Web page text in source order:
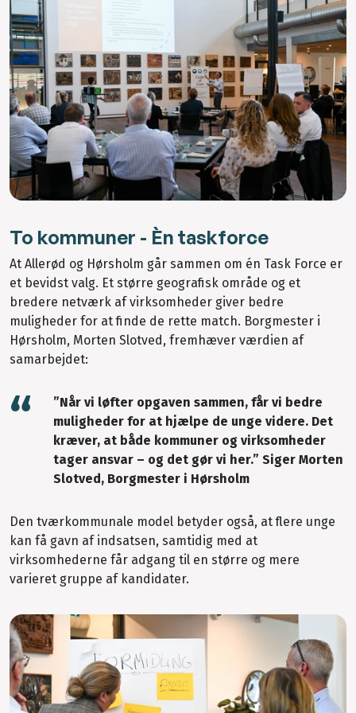
To kommuner - Èn taskforce
At Allerød og Hørsholm går sammen om én Task Force er
et bevidst valg. Et større geografisk område og et
bredere netværk af virksomheder giver bedre
muligheder for at finde de rette match. Borgmester i
Hørsholm, Morten Slotved, fremhæver værdien af
samarbejdet:
”Når vi løfter opgaven sammen, får vi bedre
muligheder for at hjælpe de unge videre. Det
kræver, at både kommuner og virksomheder
tager ansvar – og det gør vi her.” Siger Morten
Slotved, Borgmester i Hørsholm
Den tværkommunale model betyder også, at flere unge
kan få gavn af indsatsen, samtidig med at
virksomhederne får adgang til en større og mere
varieret gruppe af kandidater.